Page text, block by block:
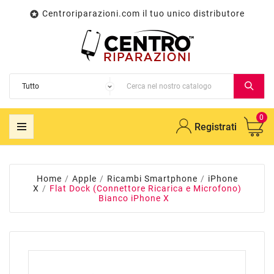
 Centroriparazioni.com il tuo unico distributore
Registrati
0
Home Apple Ricambi Smartphone
iPhone
X
Flat Dock (Connettore Ricarica e Microfono)
Bianco iPhone X